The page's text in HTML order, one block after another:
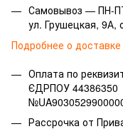
Самовывоз — ПН-
ул. Грушецкая, 9А,
Подробнее о доставке
Оплата по
ЄДРПОУ 44386350
Рассрочка от